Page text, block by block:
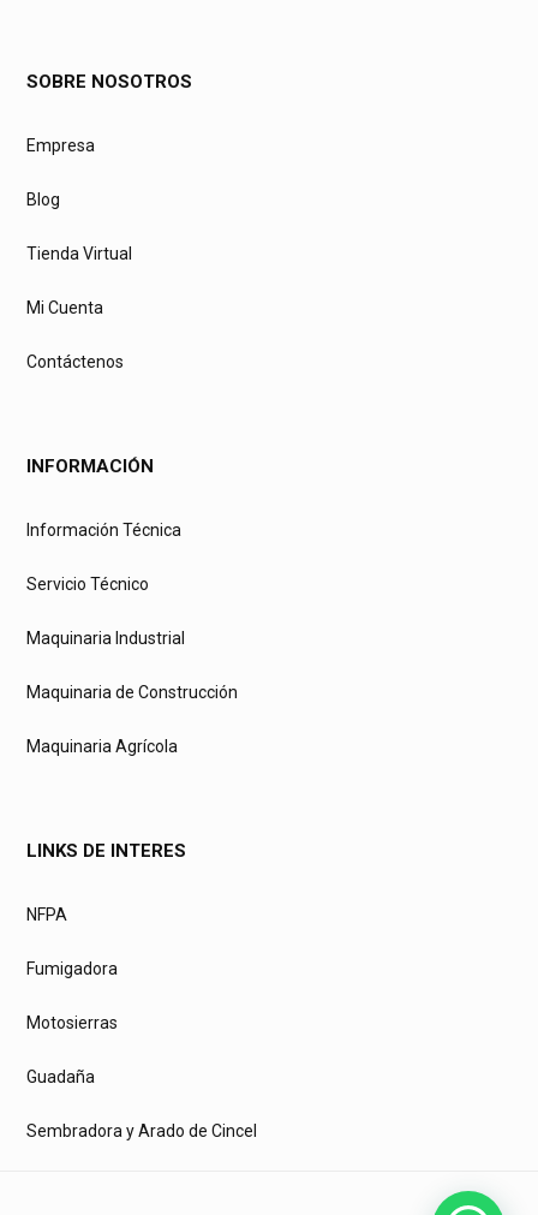
SOBRE NOSOTROS
Empresa
Blog
Tienda Virtual
Mi Cuenta
Contáctenos
INFORMACIÓN
Información Técnica
Servicio Técnico
Maquinaria Industrial
Maquinaria de Construcción
Maquinaria Agrícola
LINKS DE INTERES
NFPA
Fumigadora
Motosierras
Guadaña
Sembradora y Arado de Cincel